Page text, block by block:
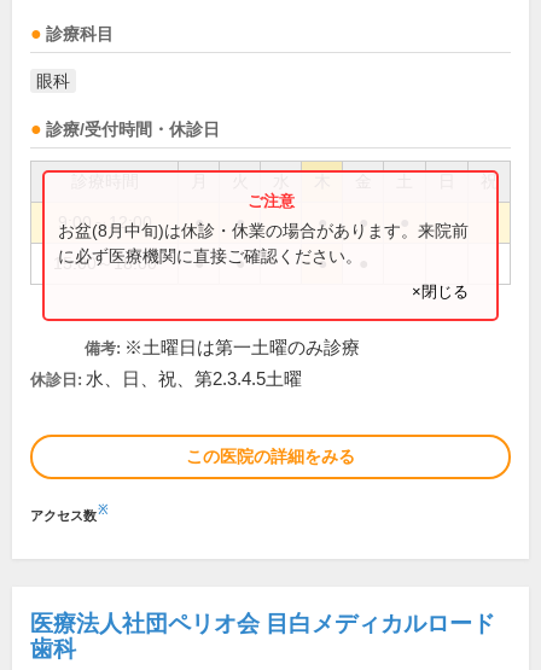
診療科目
眼科
診療/受付時間・休診日
祝
9:00～12:00 ● ● ● ●
15:00～18:00 ● ● ●
お盆(8月中旬)は休診・休業の場合があります。来院前
に必ず医療機関に直接ご確認ください。
×閉じる
備考: ※土曜日は第一土曜のみ診療
休診日: 水、日、祝、第2.3.4.5土曜
この医院の詳細をみる
アクセス数※
医療法人社団ペリオ会 目白メディカルロード
歯科